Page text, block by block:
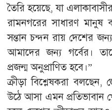
তৈরি হয়েছে, যা
রামনগরের সাধারণ
সন্তান চন্দন রায় দেশের
আমাদের জন্য গর্বের।
প্রজন্ম অনুপ্রাণিত হবে।”
ক্রীড়া বিশ্লেষকরা
উঠে আসা এমন প্রতিভাবান